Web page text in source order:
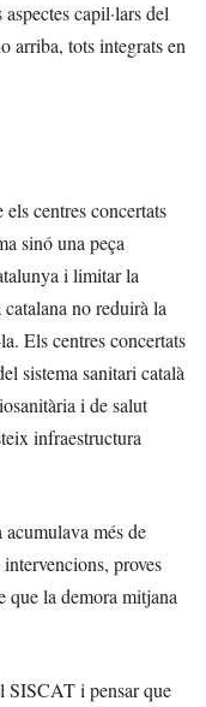
capil·lars del
arriba, tots integrats en
centres concertats
sinó una peça
i limitar la
no reduirà la
Els centres concertats
sistema sanitari català
i de salut
infraestructura
més de
proves
que la demora mitjana
SISCAT i pensar que